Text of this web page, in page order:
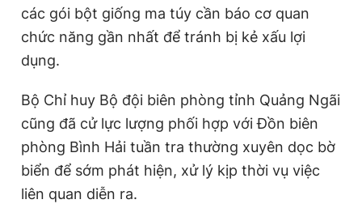
các gói bột giống ma túy cần báo cơ quan
chức năng gần nhất để tránh bị kẻ xấu lợi
dụng.
Bộ Chỉ huy Bộ đội biên phòng tỉnh Quảng Ngãi
cũng đã cử lực lượng phối hợp với Đồn biên
phòng Bình Hải tuần tra thường xuyên dọc bờ
biển để sớm phát hiện, xử lý kịp thời vụ việc
liên quan diễn ra.